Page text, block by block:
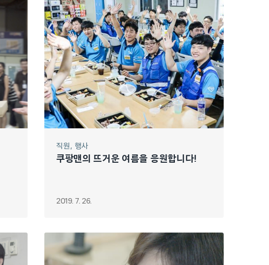
직원 행사
쿠팡맨의 뜨거운 여름을 응원합니다!
2019. 7. 26.